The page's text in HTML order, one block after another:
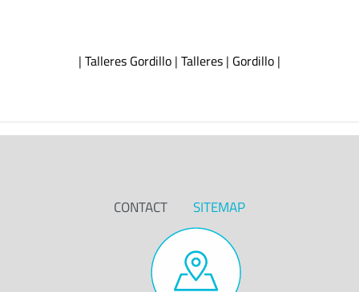
| Talleres Gordillo | Talleres | Gordillo |
CONTACT SITEMAP